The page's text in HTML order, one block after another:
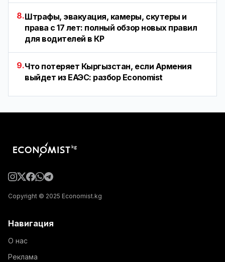
8.Штрафы, эвакуация, камеры, скутеры и
права с 17 лет: полный обзор новых правил
для водителей в КР
9.Что потеряет Кыргызстан, если Армения
выйдет из ЕАЭС: разбор Economist
Copyright © 2025 Economist.kg
Навигация
О нас
Реклама